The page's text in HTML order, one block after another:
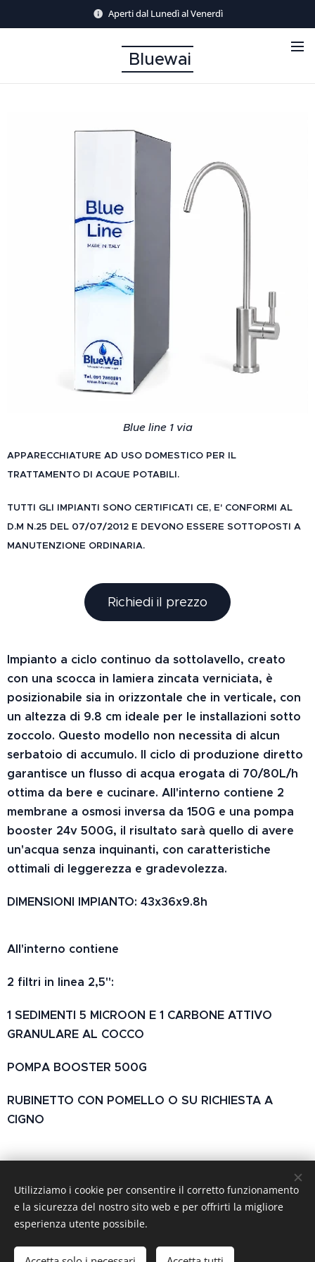
Aperti dal Lunedì al Venerdì
Bluewai
Blue line 1 via
APPARECCHIATURE AD USO DOMESTICO PER IL
TRATTAMENTO DI ACQUE POTABILI.
TUTTI GLI IMPIANTI SONO CERTIFICATI CE, E' CONFORMI AL
D.M N.25 DEL 07/07/2012 E DEVONO ESSERE SOTTOPOSTI A
MANUTENZIONE ORDINARIA.
Richiedi il prezzo
Impianto a ciclo continuo da sottolavello, creato
con una scocca in lamiera zincata verniciata, è
posizionabile sia in orizzontale che in verticale, con
un altezza di 9.8 cm ideale per le installazioni sotto
zoccolo. Questo modello non necessita di alcun
serbatoio di accumulo. Il ciclo di produzione diretto
garantisce un flusso di acqua erogata di 70/80L/h
ottima da bere e cucinare. All'interno contiene 2
membrane a osmosi inversa da 150G e una pompa
booster 24v 500G, il risultato sarà quello di avere
un'acqua senza inquinanti, con caratteristiche
ottimali di leggerezza e gradevolezza.
DIMENSIONI IMPIANTO: 43x36x9.8h
All'interno contiene
2 filtri in linea 2,5":
1 SEDIMENTI 5 MICROON E 1 CARBONE ATTIVO
GRANULARE AL COCCO
POMPA BOOSTER 500G
RUBINETTO CON POMELLO O SU RICHIESTA A
CIGNO
Bluwai srl- Corso domenico sommariva 94 - Via Papa Giovanni
XXIII n.65 Capaci 90040 (PA) - P.I. 07303670827- TEL.
bluewai.amministrazione@b
luewai.it - PEC. bluewai@pec.it
Utilizziamo i cookie per consentire il corretto funzionamento
e la sicurezza del nostro sito web e per offrirti la migliore
esperienza utente possibile.